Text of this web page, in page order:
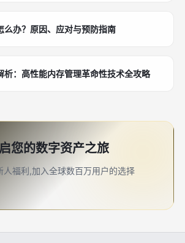
么办？原因、应对与预防指南
析：高性能内存管理革命性技术全攻略
您的数字资产之旅
人福利,加入全球数百万用户的选择